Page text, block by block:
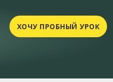
ХОЧУ ПРОБНЫЙ УРОК